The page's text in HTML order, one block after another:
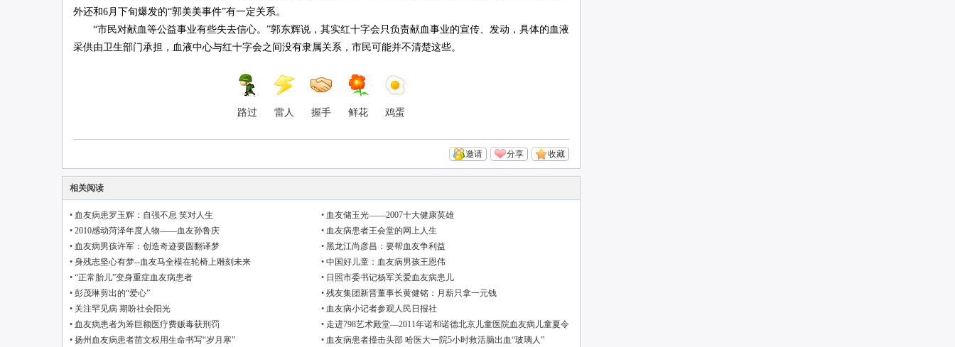
外还和6月下旬爆发的“郭美美事件”有一定关系。
“市民对献血等公益事业有些失去信心。”郭东辉说，其实红十字会只负责献血事业的宣传、发动，具体的血液
采供由卫生部门承担，血液中心与红十字会之间没有隶属关系，市民可能并不清楚这些。
路过 雷人 握手 鲜花 鸡蛋
收藏
分享
邀请
相关阅读
• 血友病患罗玉辉：自强不息 笑对人生 • 血友储玉光——2007十大健康英雄
• 2010感动菏泽年度人物——血友孙鲁庆 • 血友病患者王会堂的网上人生
• 血友病男孩许军：创造奇迹要圆翻译梦 • 黑龙江尚彦昌：要帮血友争利益
• 身残志坚心有梦--血友马全模在轮椅上雕刻未来 • 中国好儿童：血友病男孩王恩伟
• “正常胎儿”变身重症血友病患者 • 日照市委书记杨军关爱血友病患儿
• 彭茂琳剪出的“爱心” • 残友集团新晋董事长黄健铭：月薪只拿一元钱
• 关注罕见病 期盼社会阳光 • 血友病小记者参观人民日报社
• 血友病患者为筹巨额医疗费贩毒获刑罚 • 走进798艺术殿堂—2011年诺和诺德北京儿童医院血友病儿童夏令
营
• 扬州血友病患者苗文权用生命书写“岁月寒” • 血友病患者撞击头部 哈医大一院5小时救活脑出血“玻璃人”